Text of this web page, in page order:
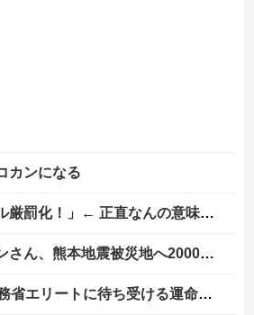
カンになる
← 正直なんの意味もなかった件ｗｗｗｗｗｗｗｗ
、熊本地震被災地へ2000万円の寄付！
る運命がやばすぎる！と話題に、経歴自体はとんでもないものだが……